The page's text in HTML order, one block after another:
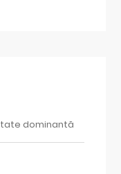
dominantă